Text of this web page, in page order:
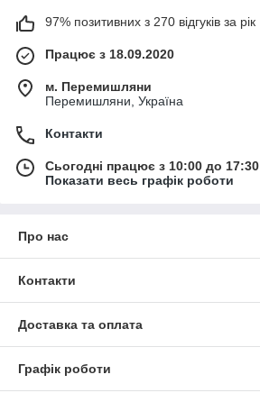
97% позитивних з 270 відгуків за рік
Працює з 18.09.2020
м. Перемишляни
Перемишляни, Україна
Контакти
Сьогодні працює з 10:00 до 17:30
Показати весь графік роботи
Про нас
Контакти
Доставка та оплата
Графік роботи